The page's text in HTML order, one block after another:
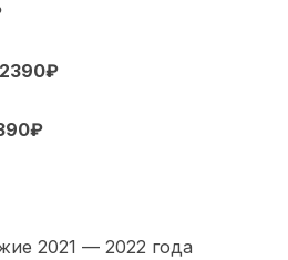
2021 — 2022 года